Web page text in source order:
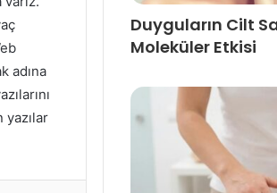
adına
Duyguların Cilt
Moleküler Etkisi